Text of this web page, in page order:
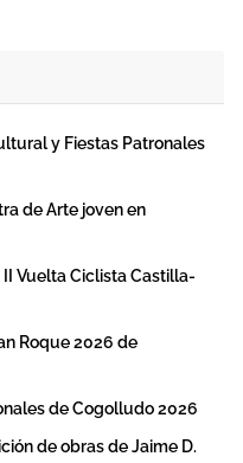
y Fiestas Patronales
de Arte joven en
Vuelta Ciclista Castilla-
Roque 2026 de
de Cogolludo 2026
de obras de Jaime D.